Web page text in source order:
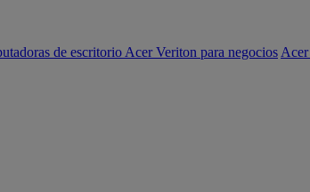
de escritorio Acer Veriton para negocios